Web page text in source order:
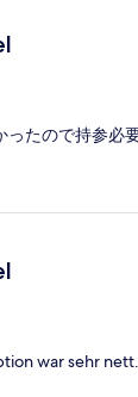
たので持参必要
war sehr